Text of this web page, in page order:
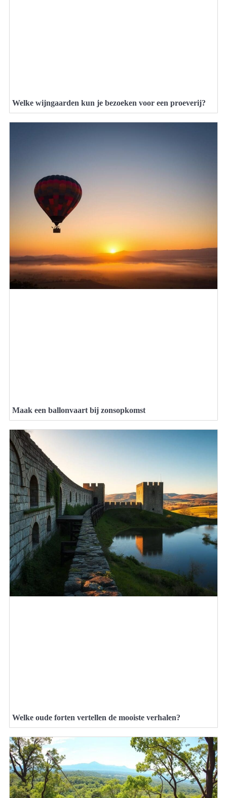
Welke wijngaarden kun je bezoeken voor een proeverij?
Maak een ballonvaart bij zonsopkomst
Welke oude forten vertellen de mooiste verhalen?